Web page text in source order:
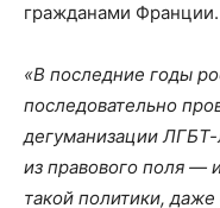
гражданами Франции.
«В последние годы
последовательно
дегуманизации
из правового поля —
такой политики,